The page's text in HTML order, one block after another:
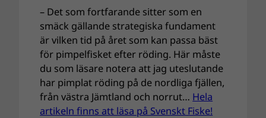
– Det som fortfarande sitter som en
smäck gällande strategiska fundament
är vilken tid på året som kan passa bäst
för pimpelfisket efter röding. Här måste
du som läsare notera att jag uteslutande
har pimplat röding på de nordliga fjällen,
från västra Jämtland och norrut… Hela
artikeln finns att läsa på Svenskt Fiske!